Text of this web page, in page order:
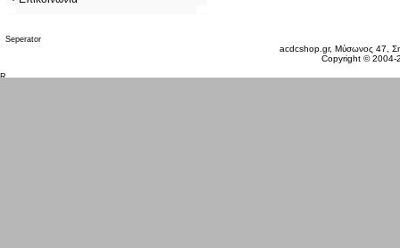
acdcshop.gr, Μύσωνος 47,
Copyright ©